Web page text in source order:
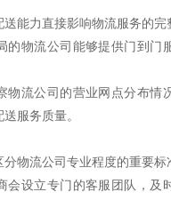
能力直接影响物流服务的完
的物流公司能够提供门到门
物流公司的营业网点分布情
服务质量。
物流公司专业程度的重要标
会设立专门的客服团队，及